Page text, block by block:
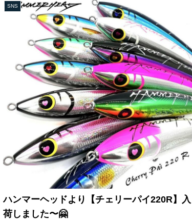
SNS
ハンマーヘッドより【チェリーパイ220R】入
荷しました〜🤗